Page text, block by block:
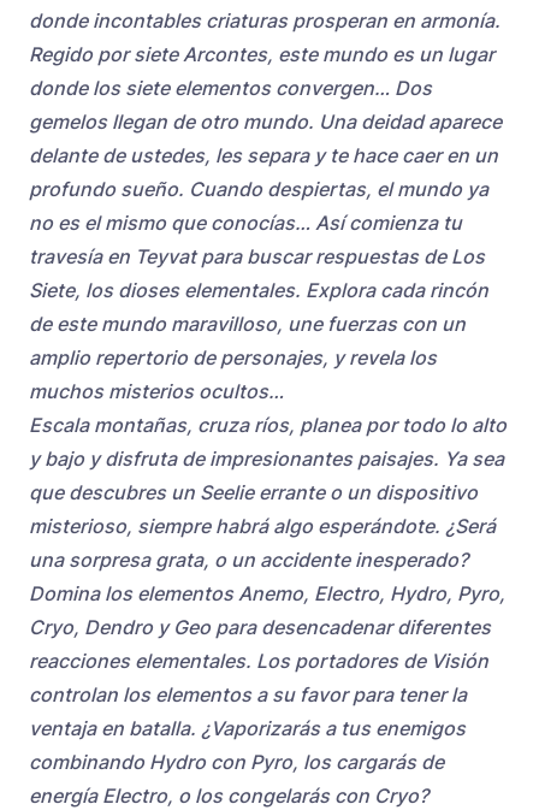
donde incontables criaturas prosperan en armonía.
Regido por siete Arcontes, este mundo es un lugar
donde los siete elementos convergen… Dos
gemelos llegan de otro mundo. Una deidad aparece
delante de ustedes, les separa y te hace caer en un
profundo sueño. Cuando despiertas, el mundo ya
no es el mismo que conocías… Así comienza tu
travesía en Teyvat para buscar respuestas de Los
Siete, los dioses elementales. Explora cada rincón
de este mundo maravilloso, une fuerzas con un
amplio repertorio de personajes, y revela los
muchos misterios ocultos…
Escala montañas, cruza ríos, planea por todo lo alto
y bajo y disfruta de impresionantes paisajes. Ya sea
que descubres un Seelie errante o un dispositivo
misterioso, siempre habrá algo esperándote. ¿Será
una sorpresa grata, o un accidente inesperado?
Domina los elementos Anemo, Electro, Hydro, Pyro,
Cryo, Dendro y Geo para desencadenar diferentes
reacciones elementales. Los portadores de Visión
controlan los elementos a su favor para tener la
ventaja en batalla. ¿Vaporizarás a tus enemigos
combinando Hydro con Pyro, los cargarás de
energía Electro, o los congelarás con Cryo?